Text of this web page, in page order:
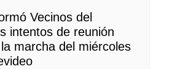
Vecinos del
intentos de reunión
marcha del miércoles